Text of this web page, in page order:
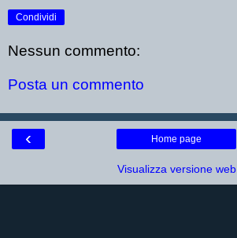
Condividi
Nessun commento:
Posta un commento
‹ Home page
Visualizza versione web